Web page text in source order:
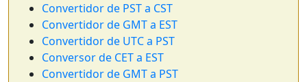
Convertidor de PST a CST
Convertidor de GMT a EST
Convertidor de UTC a PST
Conversor de CET a EST
Convertidor de GMT a PST